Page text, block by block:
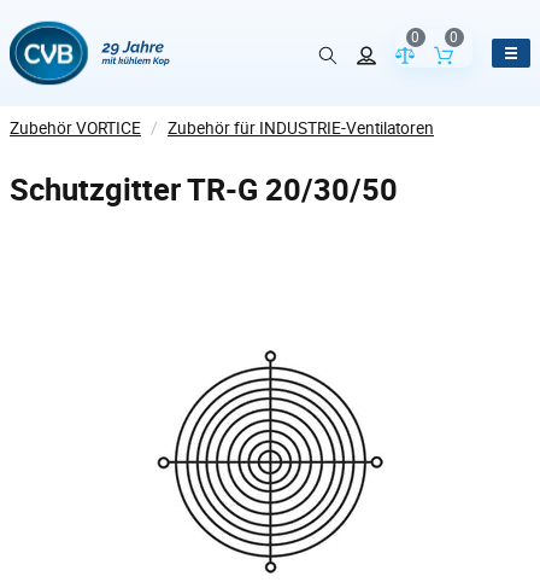
Vergleich der
0
Inhalt des
0
Zubehör VORTICE / Zubehör für INDUSTRIE-Ventilatoren
Schutzgitter TR-G 20/30/50